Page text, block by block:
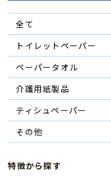
全て
トイレットペーパー
ペーパータオル
介護用紙製品
ティシュペーパー
その他
特徴から探す